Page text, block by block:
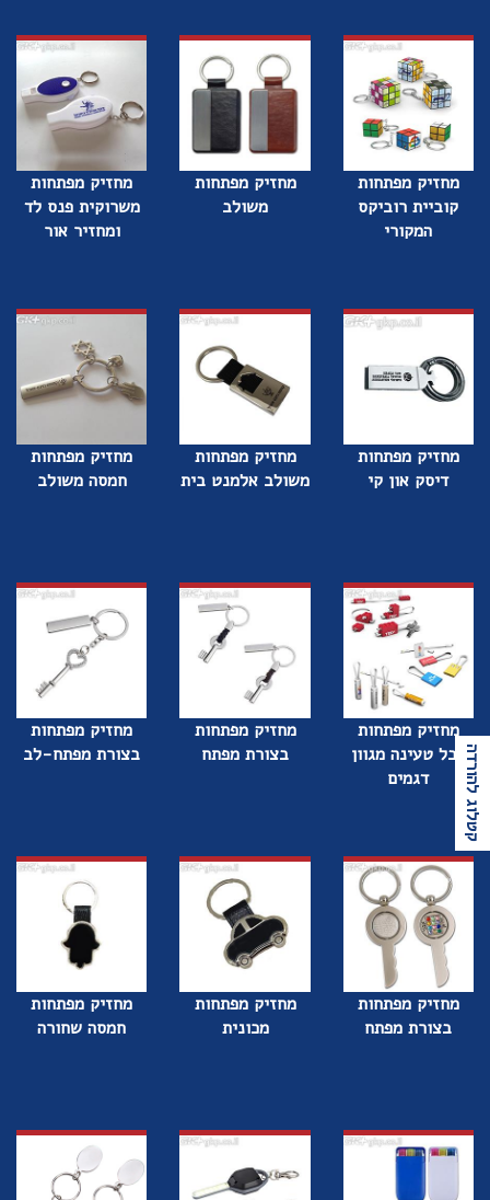
קטלוג להורדה
מחזיק מפתחות
קוביית רוביקס
המקורי
מחזיק מפתחות
משולב
מחזיק מפתחות
משרוקית פנס לד
ומחזיר אור
מחזיק מפתחות
דיסק און קי
מחזיק מפתחות
משולב אלמנט בית
מחזיק מפתחות
חמסה משולב
מחזיק מפתחות
כבל טעינה מגוון
דגמים
מחזיק מפתחות
בצורת מפתח
מחזיק מפתחות
בצורת מפתח-לב
מחזיק מפתחות
בצורת מפתח
מחזיק מפתחות
מכונית
מחזיק מפתחות
חמסה שחורה